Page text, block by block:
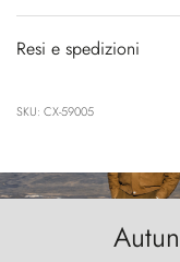
Resi e spedizioni
SKU: CX-59005